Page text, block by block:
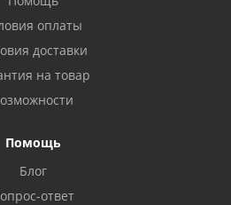
оплаты
доставки
на товар
Помощь
Блог
ответ